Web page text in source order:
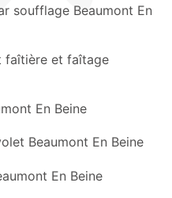
soufflage Beaumont En
faîtière et faîtage
En Beine
Beaumont En Beine
En Beine